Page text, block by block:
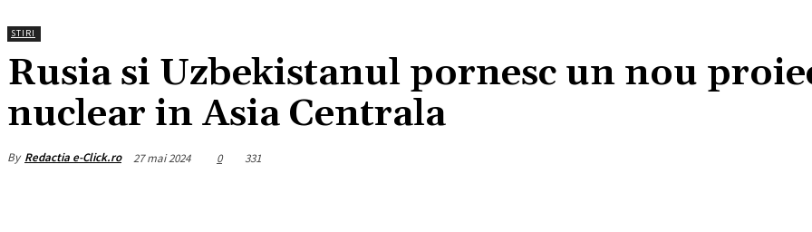
STIRI
Rusia si Uzbekistanul pornesc un nou
nuclear in Asia Centrala
By Redactia e-Click.ro 27 mai 2024 0 331